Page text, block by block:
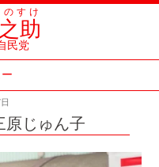
助
のすけ
民党
原じゅん子